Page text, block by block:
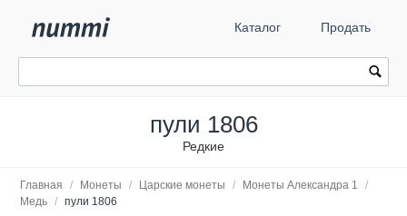
Каталог Продать
пули 1806
Редкие
Главная / Монеты / Царские монеты / Монеты Александра 1
/
Медь / пули 1806